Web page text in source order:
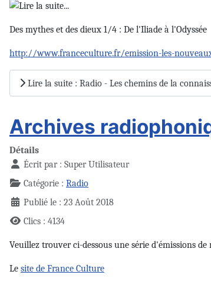
Des mythes et des dieux 1/4 : De l'Iliade à l'Odyssée
http://www.franceculture.fr/emission-les-
Lire la suite : Radio - Les chemins de la
Archives
Détails
Écrit par : Super Utilisateur
Catégorie : Radio
Publié le : 23 Août 2018
Clics : 4134
Veuillez trouver ci-dessous une série d'émissions
Le site de France Culture